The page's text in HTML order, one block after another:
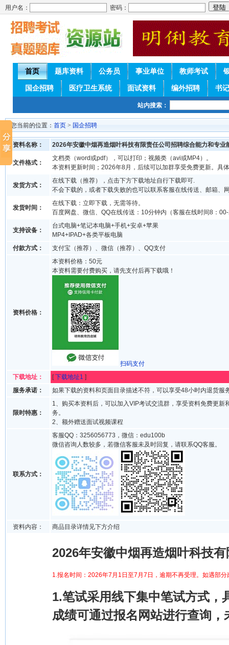
用户名： 密码：
首页 题库资料 公务员 事业单位 教师考试
国企招聘 医疗卫生系统 面试资料 编外招聘 书
站内搜索：
您当前的位置： 首页 > 国企招聘
资料名称： 2026年安徽中烟再造烟叶科技有限责任公司招聘综合能力和专业
文件格式：
文档类（word或pdf），可以打印；视频类（avi或MP4）。
本资料更新时间；2026年8月，后续可以加群享受免费更新。具
发货方式：
在线下载（推荐），点击下方下载地址自行下载即可.
不会下载的，或者下载失败的也可以联系客服在线传送、邮箱、
发货时间：
在线下载：立即下载，无需等待。
百度网盘、微信、QQ在线传送：10分钟内（客服在线时间8：
支持设备：
台式电脑+笔记本电脑+手机+安卓+苹果
MP4+IPAD+各类平板电脑
付款方式：
支付宝（推荐）、微信（推荐）、QQ支付
资料价格：
本资料价格：50元
本资料需要付费购买，请先支付后再下载哦！
扫码支付
下载地址：
[下载地址1 ]
服务承诺：
如果下载的资料和页面目录描述不符，可以享受48小时内退货服
限时特惠：
1、购买本资料后，可以加入VIP考试交流群，享受资料免费更新
务。
2、额外赠送面试视频课程
联系方式：
客服QQ：3256056773，微信：edu100b
微信咨询人数较多，若微信客服未及时回复，请联系QQ客服。
资料内容： 商品目录详情见下方介绍
2026年安徽中烟再造烟叶科技
1.报名时间：2026年7月1日至7月7日，逾期不再受理。如遇部
1.笔试采用线下集中笔试方式，
成绩可通过报名网站进行查询